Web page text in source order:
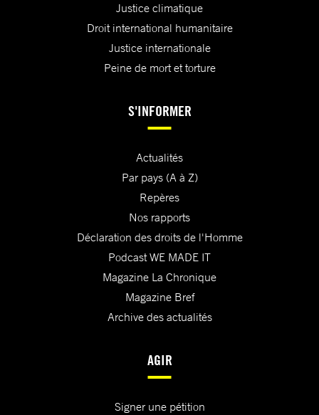
Justice climatique
Droit international humanitaire
Justice internationale
Peine de mort et torture
S'INFORMER
Actualités
Par pays (A à Z)
Repères
Nos rapports
Déclaration des droits de l'Homme
Podcast WE MADE IT
Magazine La Chronique
Magazine Bref
Archive des actualités
AGIR
Signer une pétition